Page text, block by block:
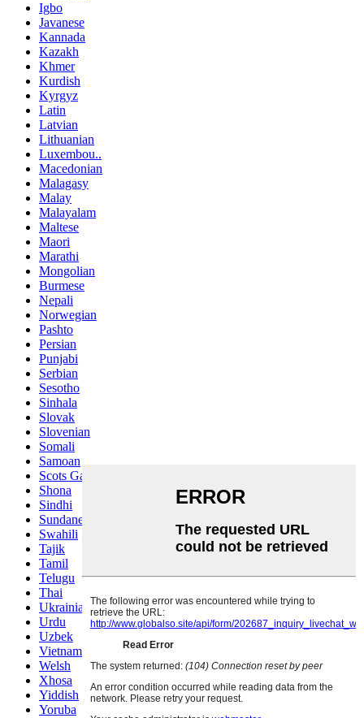
Igbo
Javanese
Kannada
Kazakh
Khmer
Kurdish
Kyrgyz
Latin
Latvian
Lithuanian
Luxembou..
Macedonian
Malagasy
Malay
Malayalam
Maltese
Maori
Marathi
Mongolian
Burmese
Nepali
Norwegian
Pashto
Persian
Punjabi
Serbian
Sesotho
Sinhala
Slovak
Slovenian
Somali
Samoan
Scots Gaelic
Shona
Sindhi
Sundanese
Swahili
Tajik
Tamil
Telugu
Thai
Ukrainian
Urdu
Uzbek
Vietnamese
Welsh
Xhosa
Yiddish
Yoruba